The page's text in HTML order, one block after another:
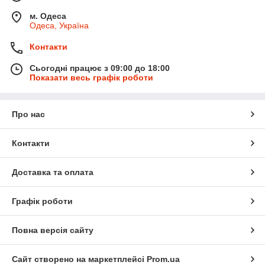
м. Одеса
Одеса, Україна
Контакти
Сьогодні працює з 09:00 до 18:00
Показати весь графік роботи
Про нас
Контакти
Доставка та оплата
Графік роботи
Повна версія сайту
Сайт створено на маркетплейсі Prom.ua